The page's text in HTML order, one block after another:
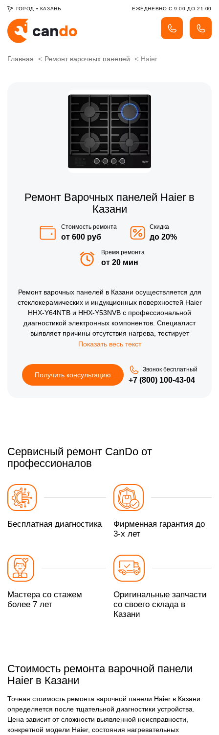
ГОРОД • КАЗАНЬ ЕЖЕДНЕВНО С 9:00 ДО 21:00
Главная Ремонт варочных панелей Haier
Ремонт Варочных панелей Haier в
Казани
Стоимость ремонта
от 600 руб
Скидка
до 20%
Время ремонта
от 20 мин
Ремонт варочных панелей в Казани осуществляется для
стеклокерамических и индукционных поверхностей Haier
HHX-Y64NTB и HHX-Y53NVB с профессиональной
диагностикой электронных компонентов. Специалист
выявляет причины отсутствия нагрева, тестирует
сенсорную панель и устраняет сбои управления. Ремонт
гарнитур без разборки и ускоряет восстановление
техники. По бренду Хайер производится замена
неисправных модулей и настройка режимов мощности.
Получить консультацию
Звонок бесплатный
+7 (800) 100-43-04
Сервисный ремонт CanDo от
профессионалов
Бесплатная диагностика
Фирменная гарантия до
3-х лет
Мастера со стажем
более 7 лет
Оригинальные запчасти
со своего склада в
Казани
Стоимость ремонта варочной панели
Haier в Казани
Точная стоимость ремонта варочной панели Haier в Казани
определяется после тщательной диагностики устройства.
Цена зависит от сложности выявленной неисправности,
конкретной модели Haier, состояния нагревательных